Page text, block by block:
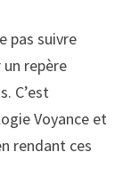
pas suivre
repère
C’est
Voyance et
rendant ces